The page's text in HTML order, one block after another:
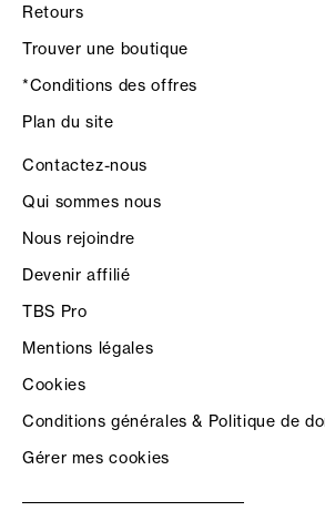
Retours
Trouver une boutique
*Conditions des offres
Plan du site
Contactez-nous
Qui sommes nous
Nous rejoindre
Devenir affilié
TBS Pro
Mentions légales
Cookies
Conditions générales & Politique de
Gérer mes cookies